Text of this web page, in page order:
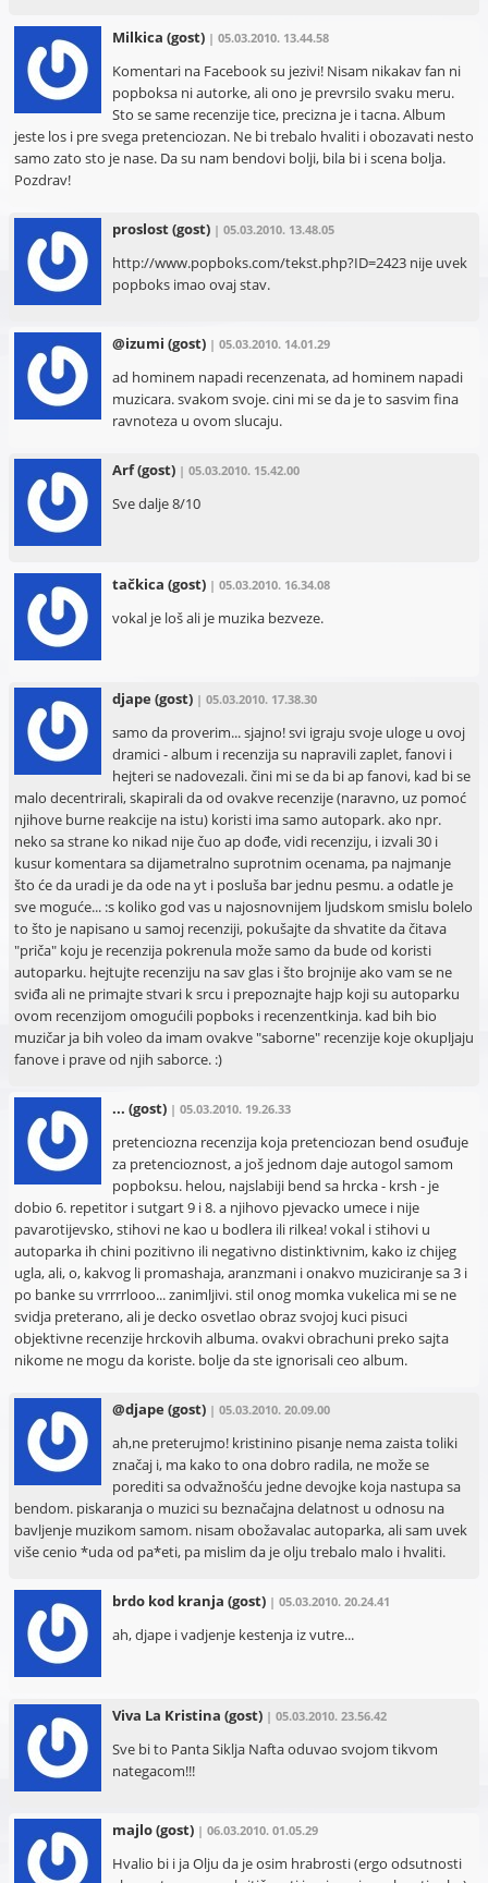
Milkica (gost) | 05.03.2010. 13.44.58
Komentari na Facebook su jezivi! Nisam nikakav fan ni
popboksa ni autorke, ali ono je prevrsilo svaku meru.
Sto se same recenzije tice, precizna je i tacna. Album
jeste los i pre svega pretenciozan. Ne bi trebalo hvaliti i obozavati nesto
samo zato sto je nase. Da su nam bendovi bolji, bila bi i scena bolja.
Pozdrav!
proslost(gost) | 05.03.2010. 13.48.05
http://www.popboks.com/tekst.php?ID=2423 nije uvek
popboks imao ovaj stav.
@izumi (gost) | 05.03.2010. 14.01.29
ad hominem napadi recenzenata, ad hominem napadi
muzicara. svakom svoje. cini mi se da je to sasvim fina
ravnoteza u ovom slucaju.
Arf(gost) | 05.03.2010. 15.42.00
Sve dalje 8/10
tačkica (gost) | 05.03.2010. 16.34.08
vokal je loš ali je muzika bezveze.
djape (gost) | 05.03.2010. 17.38.30
samo da proverim... sjajno! svi igraju svoje uloge u ovoj
dramici - album i recenzija su napravili zaplet, fanovi i
hejteri se nadovezali. čini mi se da bi ap fanovi, kad bi se
malo decentrirali, skapirali da od ovakve recenzije (naravno, uz pomoć
njihove burne reakcije na istu) koristi ima samo autopark. ako npr.
neko sa strane ko nikad nije čuo ap dođe, vidi recenziju, i izvali 30 i
kusur komentara sa dijametralno suprotnim ocenama, pa najmanje
što će da uradi je da ode na yt i posluša bar jednu pesmu. a odatle je
sve moguće... :s koliko god vas u najosnovnijem ljudskom smislu bolelo
to što je napisano u samoj recenziji, pokušajte da shvatite da čitava
"priča" koju je recenzija pokrenula može samo da bude od koristi
autoparku. hejtujte recenziju na sav glas i što brojnije ako vam se ne
sviđa ali ne primajte stvari k srcu i prepoznajte hajp koji su autoparku
ovom recenzijom omogućili popboks i recenzentkinja. kad bih bio
muzičar ja bih voleo da imam ovakve "saborne" recenzije koje okupljaju
fanove i prave od njih saborce. :)
... (gost) | 05.03.2010. 19.26.33
pretenciozna recenzija koja pretenciozan bend osuđuje
za pretencioznost, a još jednom daje autogol samom
popboksu. helou, najslabiji bend sa hrcka - krsh - je
dobio 6. repetitor i sutgart 9 i 8. a njihovo pjevacko umece i nije
pavarotijevsko, stihovi ne kao u bodlera ili rilkea! vokal i stihovi u
autoparka ih chini pozitivno ili negativno distinktivnim, kako iz chijeg
ugla, ali, o, kakvog li promashaja, aranzmani i onakvo muziciranje sa 3 i
po banke su vrrrrlooo... zanimljivi. stil onog momka vukelica mi se ne
svidja preterano, ali je decko osvetlao obraz svojoj kuci pisuci
objektivne recenzije hrckovih albuma. ovakvi obrachuni preko sajta
nikome ne mogu da koriste. bolje da ste ignorisali ceo album.
@djape (gost) | 05.03.2010. 20.09.00
ah,ne preterujmo! kristinino pisanje nema zaista toliki
značaj i, ma kako to ona dobro radila, ne može se
porediti sa odvažnošću jedne devojke koja nastupa sa
bendom. piskaranja o muzici su beznačajna delatnost u odnosu na
bavljenje muzikom samom. nisam obožavalac autoparka, ali sam uvek
više cenio *uda od pa*eti, pa mislim da je olju trebalo malo i hvaliti.
brdo kod kranja (gost) | 05.03.2010. 20.24.41
ah, djape i vadjenje kestenja iz vutre...
Viva La Kristina (gost) | 05.03.2010. 23.56.42
Sve bi to Panta Siklja Nafta oduvao svojom tikvom
nategacom!!!
majlo(gost) | 06.03.2010. 01.05.29
Hvalio bi i ja Olju da je osim hrabrosti (ergo odsutnosti